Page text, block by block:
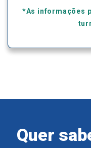
*As informações
Quer